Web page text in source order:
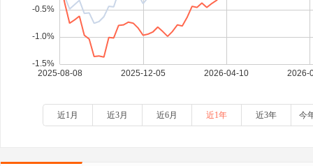
近1月 近3月 近6月 近1年 近3年 今